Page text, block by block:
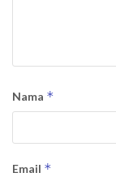
Nama *
Email *